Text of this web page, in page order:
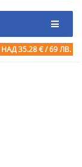
НАД 35.28 € / 69 ЛВ.